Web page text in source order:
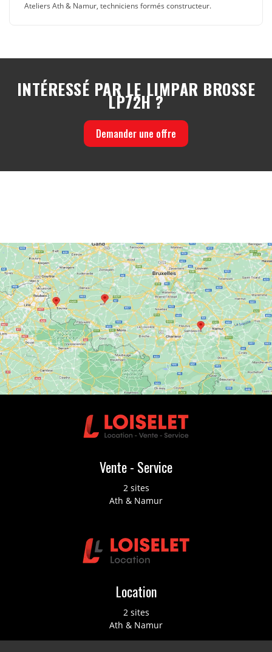
Ateliers Ath & Namur, techniciens formés constructeur.
INTÉRESSÉ PAR LE LIMPAR BROSSE
LP72H ?
Demander une offre
Vente - Service
2 sites
Ath & Namur
Location
2 sites
Ath & Namur